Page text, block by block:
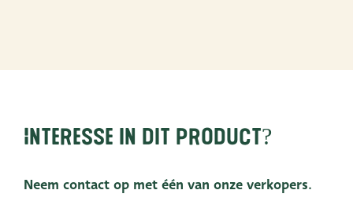
Interesse in dit product?
Neem contact op met één van onze verkopers.